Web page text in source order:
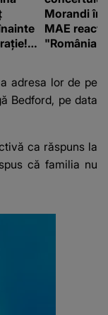
Morandi în
MAE
"România
adresa lor de pe
Bedford, pe data
ca răspuns la
că familia nu